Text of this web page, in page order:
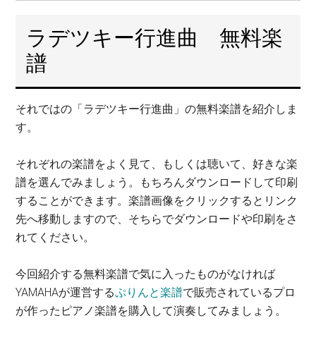
ラデツキー行進曲 無料楽
譜
それではの「ラデツキー行進曲」の無料楽譜を紹介しま
す。
それぞれの楽譜をよく見て、もしくは聴いて、好きな楽
譜を選んでみましょう。もちろんダウンロードして印刷
することができます。楽譜画像をクリックするとリンク
先へ移動しますので、そちらでダウンロードや印刷をさ
れてください。
今回紹介する無料楽譜で気に入ったものがなければ
YAMAHAが運営するぷりんと楽譜で販売されているプロ
が作ったピアノ楽譜を購入して演奏してみましょう。